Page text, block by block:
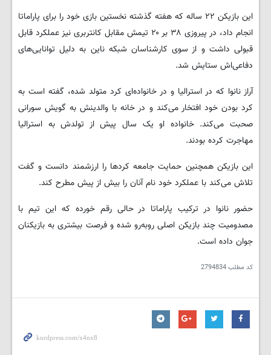
این بازیکن ۲۲ ساله که هفته گذشته نخستین بازی خود را برای پاراماتا
انجام داد، در پیروزی ۳۸ بر ۲۰ تیمش مقابل کانتربری نیز عملکرد قابل
قبولی داشت و از سوی کارشناسان شبکه ناین به دلیل توانایی‌های
دفاعی‌اش ستایش شد.
آراز نانوا که در استرالیا و در خانواده‌ای کرد متولد شده، گفته است به
کرد بودن خود افتخار می‌کند و در خانه با والدینش به گویش سورانی
صحبت می‌کند. خانواده او یک سال پیش از تولدش به استرالیا
مهاجرت کرده بودند.
این بازیکن همچنین حمایت جامعه کردها را ارزشمند دانست و گفت
تلاش می‌کند با عملکرد خود نام آنان را بیش از پیش مطرح کند.
حضور نانوا در ترکیب پاراماتا در حالی رقم خورده که این تیم با
مصدومیت چند بازیکن اصلی روبه‌رو شده و فرصت بیشتری به بازیکنان
جوان داده است.
کد مطلب2794834